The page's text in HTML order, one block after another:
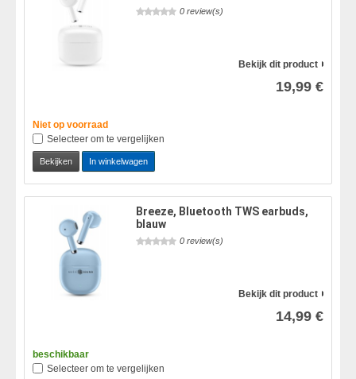
0 review(s)
Bekijk dit product
19,99 €
Niet op voorraad
Selecteer om te vergelijken
Bekijken In winkelwagen
Breeze, Bluetooth TWS earbuds,
blauw
0 review(s)
Bekijk dit product
14,99 €
beschikbaar
Selecteer om te vergelijken